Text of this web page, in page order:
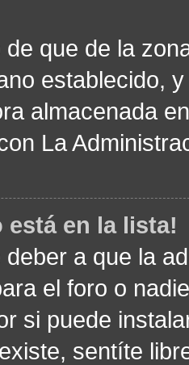
que de la
establecido,
almacenada
La
está en la lista!
a que la
el foro o
si puede
sentíte